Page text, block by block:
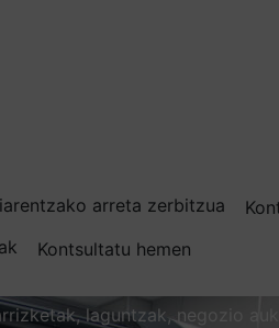
arreta zerbitzua
Kontsultatu hemen
laguntzak, negozio